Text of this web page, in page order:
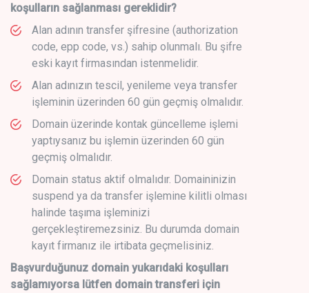
koşulların sağlanması gereklidir?
Alan adının transfer şifresine (authorization
code, epp code, vs.) sahip olunmalı. Bu şifre
eski kayıt firmasından istenmelidir.
Alan adınızın tescil, yenileme veya transfer
işleminin üzerinden 60 gün geçmiş olmalıdır.
Domain üzerinde kontak güncelleme işlemi
yaptıysanız bu işlemin üzerinden 60 gün
geçmiş olmalıdır.
Domain status aktif olmalıdır. Domaininizin
suspend ya da transfer işlemine kilitli olması
halinde taşıma işleminizi
gerçekleştiremezsiniz. Bu durumda domain
kayıt firmanız ile irtibata geçmelisiniz.
Başvurduğunuz domain yukarıdaki koşulları
sağlamıyorsa lütfen domain transferi için